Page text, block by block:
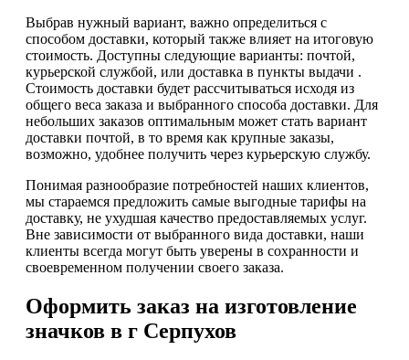
Выбрав нужный вариант, важно определиться с
способом доставки, который также влияет на итоговую
стоимость. Доступны следующие варианты: почтой,
курьерской службой, или доставка в пункты выдачи .
Стоимость доставки будет рассчитываться исходя из
общего веса заказа и выбранного способа доставки. Для
небольших заказов оптимальным может стать вариант
доставки почтой, в то время как крупные заказы,
возможно, удобнее получить через курьерскую службу.
Понимая разнообразие потребностей наших клиентов,
мы стараемся предложить самые выгодные тарифы на
доставку, не ухудшая качество предоставляемых услуг.
Вне зависимости от выбранного вида доставки, наши
клиенты всегда могут быть уверены в сохранности и
своевременном получении своего заказа.
Оформить заказ на изготовление
значков в г Серпухов